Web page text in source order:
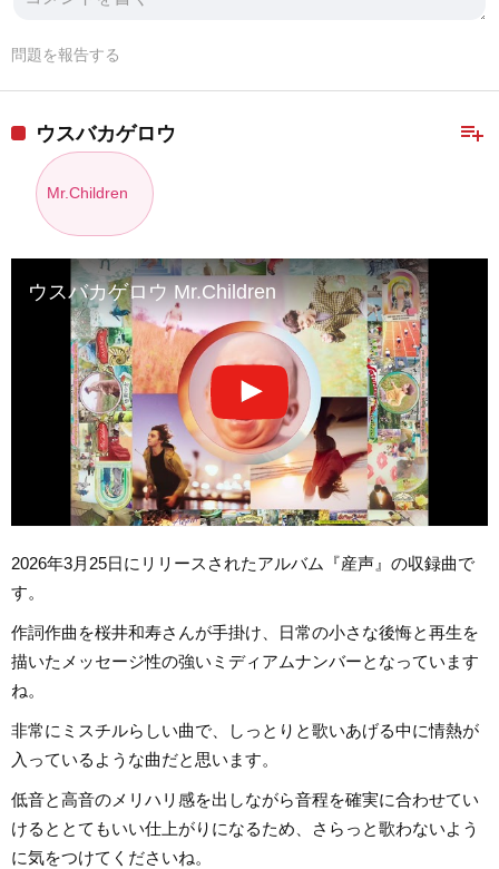
問題を報告する
playlist_add
ウスバカゲロウ
Mr.Children
ウスバカゲロウ Mr.Children
2026年3月25日にリリースされたアルバム『産声』の収録曲で
す。
作詞作曲を桜井和寿さんが手掛け、日常の小さな後悔と再生を
描いたメッセージ性の強いミディアムナンバーとなっています
ね。
非常にミスチルらしい曲で、しっとりと歌いあげる中に情熱が
入っているような曲だと思います。
低音と高音のメリハリ感を出しながら音程を確実に合わせてい
けるととてもいい仕上がりになるため、さらっと歌わないよう
に気をつけてくださいね。